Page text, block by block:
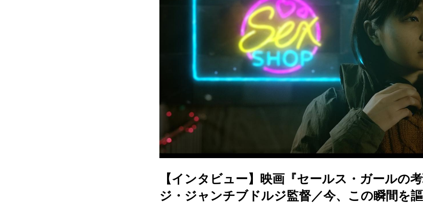
【インタビュー】映画『セールス・ガールの
ジ・ジャンチブドルジ監督／今、この瞬間を